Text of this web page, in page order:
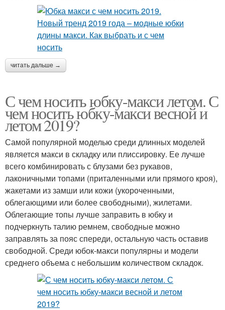
читать дальше →
С чем носить юбку-макси летом. С
чем носить юбку-макси весной и
летом 2019?
Самой популярной моделью среди длинных моделей
является макси в складку или плиссировку. Ее лучше
всего комбинировать с блузами без рукавов,
лаконичными топами (приталенными или прямого кроя),
жакетами из замши или кожи (укороченными,
облегающими или более свободными), жилетами.
Облегающие топы лучше заправить в юбку и
подчеркнуть талию ремнем, свободные можно
заправлять за пояс спереди, остальную часть оставив
свободной. Среди юбок-макси популярны и модели
среднего объема с небольшим количеством складок.